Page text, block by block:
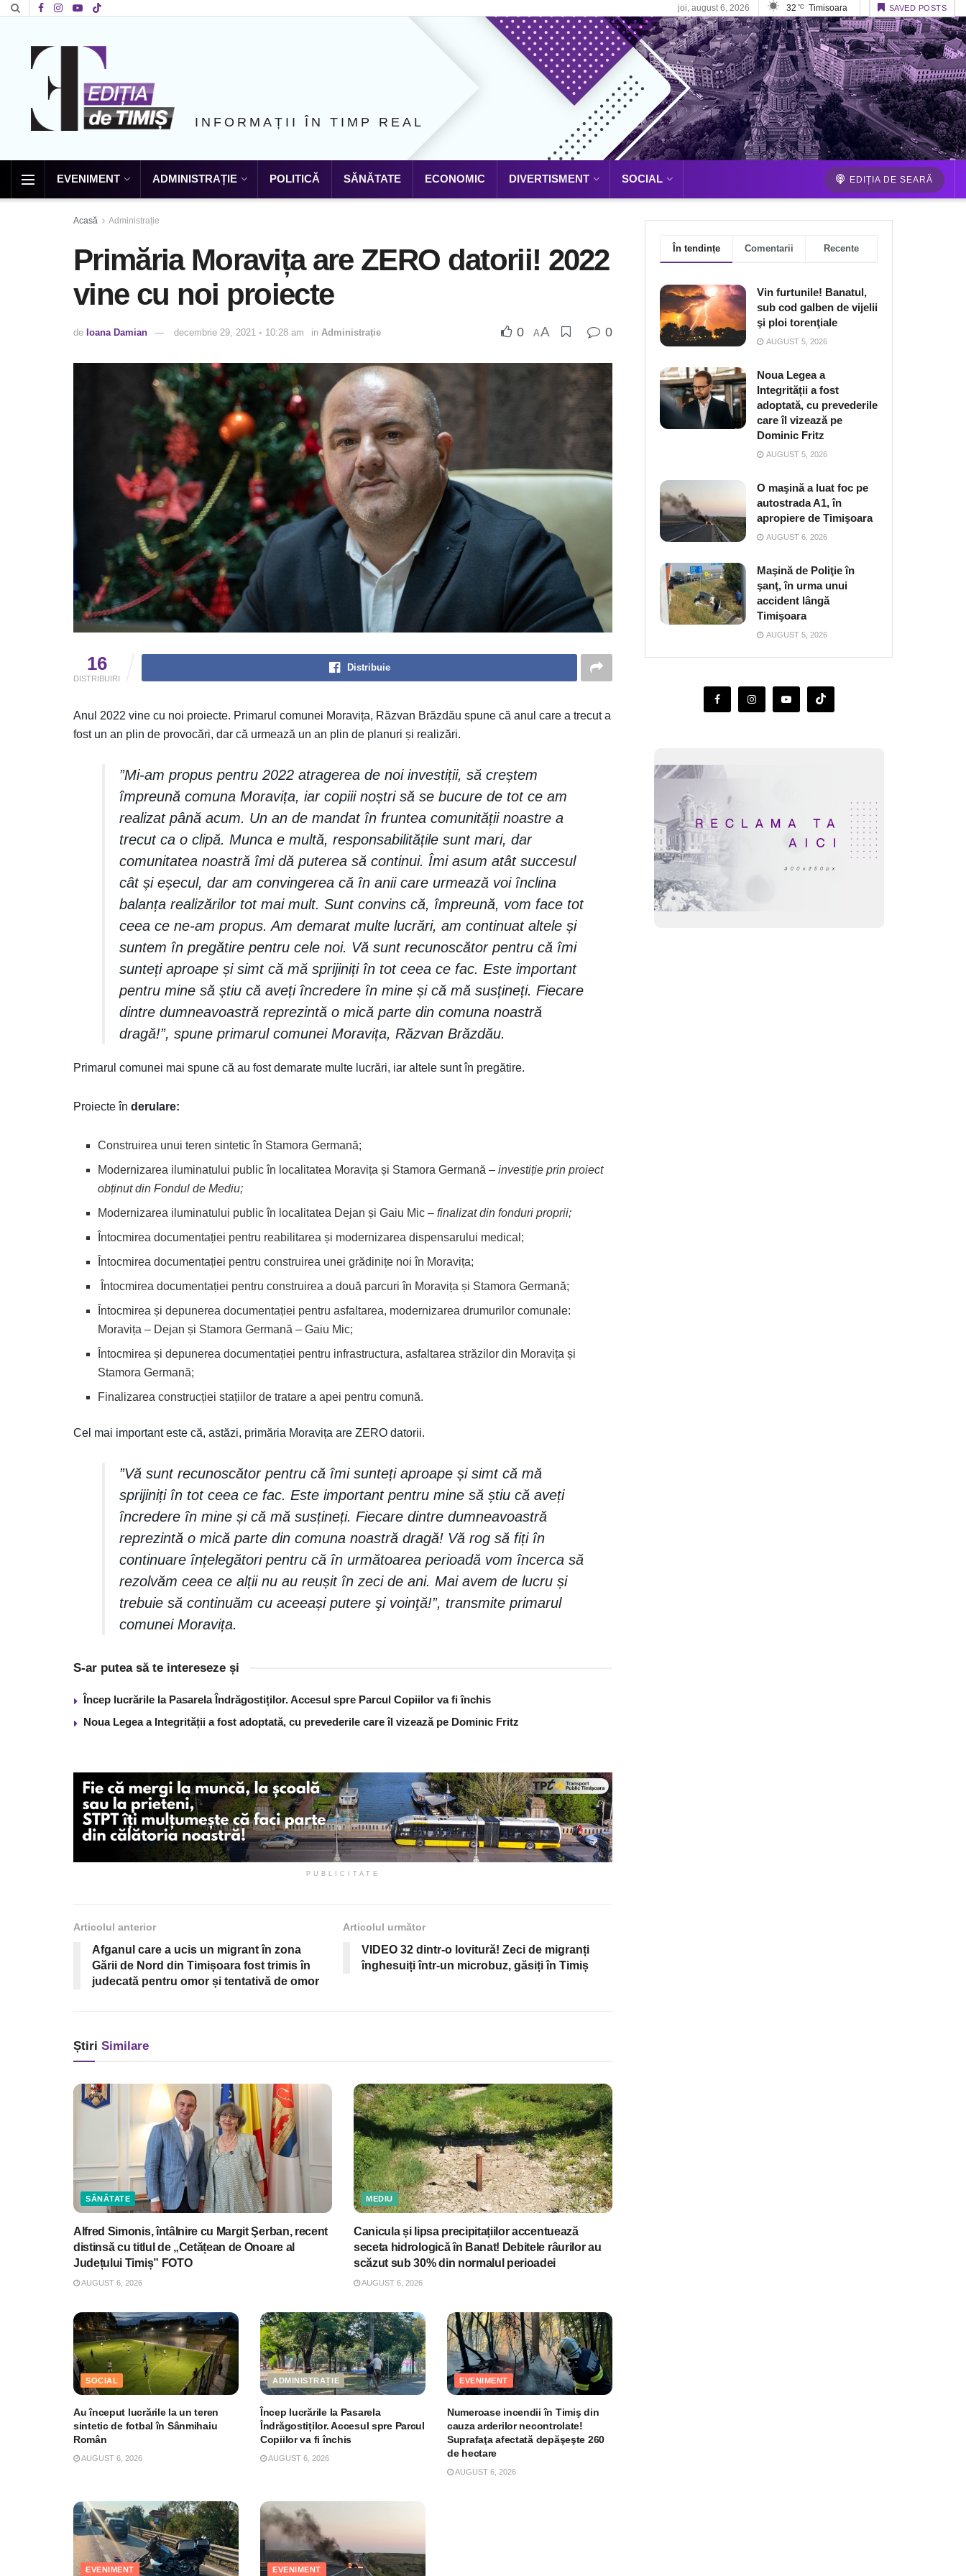
joi, august 6, 2026 32 °C Timisoara SAVED POSTS
INFORMAȚII ÎN TIMP REAL
EVENIMENT ADMINISTRAȚIE POLITICĂ SĂNĂTATE ECONOMIC DIVERTISMENT SOCIAL EDIȚIA DE SEARĂ
Acasă Administrație
Primăria Moravița are ZERO datorii! 2022
vine cu noi proiecte
de Ioana Damian decembrie 29, 2021 ◦ 10:28 am in Administrație 0 AA 0
16
DISTRIBUIRI
Distribuie
Anul 2022 vine cu noi proiecte. Primarul comunei Moravița, Răzvan Brăzdău spune că anul care a trecut a
fost un an plin de provocări, dar că urmează un an plin de planuri și realizări.
”Mi-am propus pentru 2022 atragerea de noi investiții, să creștem
împreună comuna Moravița, iar copiii noștri să se bucure de tot ce am
realizat până acum. Un an de mandat în fruntea comunității noastre a
trecut ca o clipă. Munca e multă, responsabilitățile sunt mari, dar
comunitatea noastră îmi dă puterea să continui. Îmi asum atât succesul
cât și eșecul, dar am convingerea că în anii care urmează voi înclina
balanța realizărilor tot mai mult. Sunt convins că, împreună, vom face tot
ceea ce ne-am propus. Am demarat multe lucrări, am continuat altele și
suntem în pregătire pentru cele noi. Vă sunt recunoscător pentru că îmi
sunteți aproape și simt că mă sprijiniți în tot ceea ce fac. Este important
pentru mine să știu că aveți încredere în mine și că mă susțineți. Fiecare
dintre dumneavoastră reprezintă o mică parte din comuna noastră
dragă!”, spune primarul comunei Moravița, Răzvan Brăzdău.
Primarul comunei mai spune că au fost demarate multe lucrări, iar altele sunt în pregătire.
Proiecte în derulare:
Construirea unui teren sintetic în Stamora Germană;
Modernizarea iluminatului public în localitatea Moravița și Stamora Germană –investiție prin proiect
obținut din Fondul de Mediu;
Modernizarea iluminatului public în localitatea Dejan și Gaiu Mic –finalizat din fonduri proprii;
Întocmirea documentației pentru reabilitarea și modernizarea dispensarului medical;
Întocmirea documentației pentru construirea unei grădinițe noi în Moravița;
Întocmirea documentației pentru construirea a două parcuri în Moravița și Stamora Germană;
Întocmirea și depunerea documentației pentru asfaltarea, modernizarea drumurilor comunale:
Moravița – Dejan și Stamora Germană – Gaiu Mic;
Întocmirea și depunerea documentației pentru infrastructura, asfaltarea străzilor din Moravița și
Stamora Germană;
Finalizarea construcției stațiilor de tratare a apei pentru comună.
Cel mai important este că, astăzi, primăria Moravița are ZERO datorii.
”Vă sunt recunoscător pentru că îmi sunteți aproape și simt că mă
sprijiniți în tot ceea ce fac. Este important pentru mine să știu că aveți
încredere în mine și că mă susțineți. Fiecare dintre dumneavoastră
reprezintă o mică parte din comuna noastră dragă! Vă rog să fiți în
continuare înțelegători pentru că în următoarea perioadă vom încerca să
rezolvăm ceea ce alții nu au reușit în zeci de ani. Mai avem de lucru și
trebuie să continuăm cu aceeași putere şi voinţă!”, transmite primarul
comunei Moravița.
S-ar putea să te intereseze și
Încep lucrările la Pasarela Îndrăgostiților. Accesul spre Parcul Copiilor va fi închis
Noua Legea a Integrității a fost adoptată, cu prevederile care îl vizează pe Dominic Fritz
PUBLICITATE
Articolul anterior
Afganul care a ucis un migrant în zona
Gării de Nord din Timișoara fost trimis în
judecată pentru omor și tentativă de omor
Articolul următor
VIDEO 32 dintr-o lovitură! Zeci de migranți
înghesuiți într-un microbuz, găsiți în Timiș
Știri Similare
SĂNĂTATE
Alfred Simonis, întâlnire cu Margit Şerban, recent
distinsă cu titlul de „Cetățean de Onoare al
Județului Timiș” FOTO
AUGUST 6, 2026
MEDIU
Canicula și lipsa precipitațiilor accentuează
seceta hidrologică în Banat! Debitele râurilor au
scăzut sub 30% din normalul perioadei
AUGUST 6, 2026
SOCIAL
Au început lucrările la un teren
sintetic de fotbal în Sânmihaiu
Român
AUGUST 6, 2026
ADMINISTRAȚIE
Încep lucrările la Pasarela
Îndrăgostiților. Accesul spre Parcul
Copiilor va fi închis
AUGUST 6, 2026
EVENIMENT
Numeroase incendii în Timiş din
cauza arderilor necontrolate!
Suprafaţa afectată depăşeşte 260
de hectare
AUGUST 6, 2026
EVENIMENT EVENIMENT
În tendințe Comentarii Recente
Vin furtunile! Banatul,
sub cod galben de vijelii
şi ploi torenţiale
AUGUST 5, 2026
Noua Legea a
Integrității a fost
adoptată, cu prevederile
care îl vizează pe
Dominic Fritz
AUGUST 5, 2026
O maşină a luat foc pe
autostrada A1, în
apropiere de Timişoara
AUGUST 6, 2026
Maşină de Poliţie în
şanţ, în urma unui
accident lângă
Timişoara
AUGUST 5, 2026